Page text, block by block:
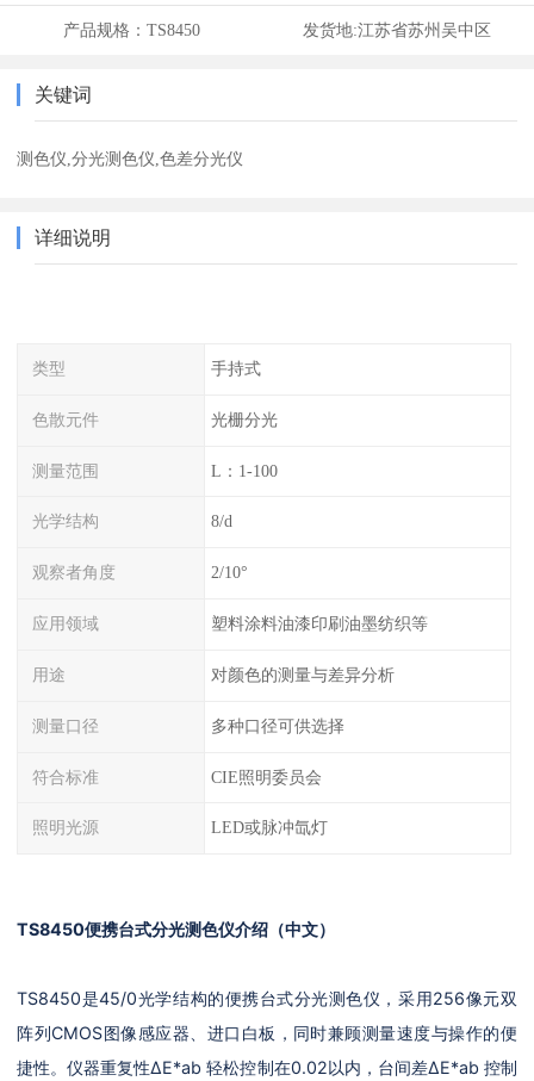
产品规格：TS8450 发货地:江苏省苏州吴中区
关键词
测色仪,分光测色仪,色差分光仪
详细说明
类型 手持式
色散元件 光栅分光
测量范围 L：1-100
光学结构 8/d
观察者角度 2/10°
应用领域 塑料涂料油漆印刷油墨纺织等
用途 对颜色的测量与差异分析
测量口径 多种口径可供选择
符合标准 CIE照明委员会
照明光源 LED或脉冲氙灯
TS8450便携台式分光测色仪介绍（中文）
TS8450是45/0光学结构的便携台式分光测色仪，采用256像元双
阵列CMOS图像感应器、进口白板，同时兼顾测量速度与操作的便
捷性。仪器重复性ΔE*ab 轻松控制在0.02以内，台间差ΔE*ab 控制